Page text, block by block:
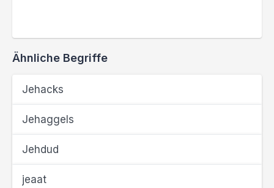
Ähnliche Begriffe
Jehacks
Jehaggels
Jehdud
jeaat